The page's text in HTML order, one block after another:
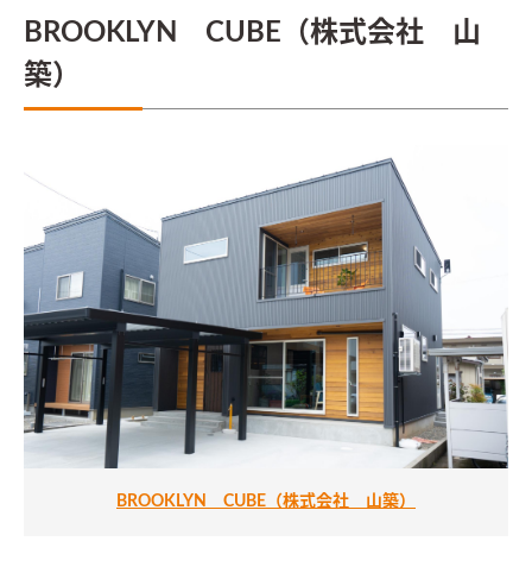
BROOKLYN CUBE（株式会社 山
築）
BROOKLYN CUBE（株式会社 山築）